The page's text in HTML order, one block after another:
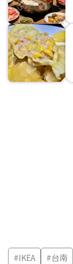
#IKEA #台南